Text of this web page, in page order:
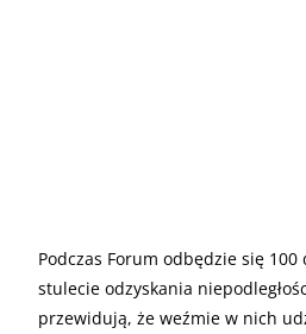
Podczas Forum odbędzie się
stulecie odzyskania
przewidują, że weźmie w nich